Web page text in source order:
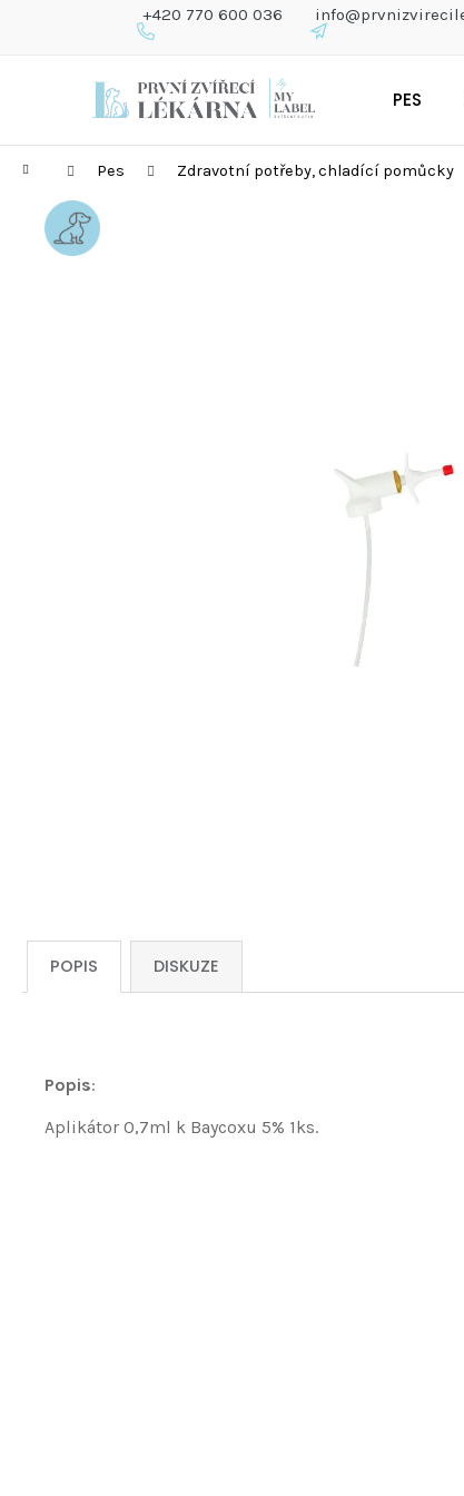
+420 770 600 036
PES
Domů Pes Zdravotní potřeby, chladící pomůcky
POPIS DISKUZE
Popis:
Aplikátor 0,7ml k Baycoxu 5% 1ks.
obchodu
obchodu